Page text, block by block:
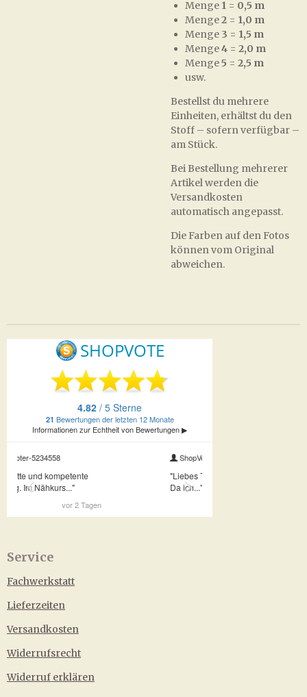
Menge 1 = 0,5 m
Menge2 = 1,0 m
Menge 3 = 1,5 m
Menge4 = 2,0 m
Menge5 = 2,5 m
usw.
Bestellst du mehrere
Einheiten, erhältst du den
Stoff – sofern verfügbar –
am Stück.
Bei Bestellung mehrerer
Artikel werden die
Versandkosten
automatisch angepasst.
Die Farben auf den Fotos
können vom Original
abweichen.
Service
Fachwerkstatt
Lieferzeiten
Versandkosten
Widerrufsrecht
Widerruf erklären